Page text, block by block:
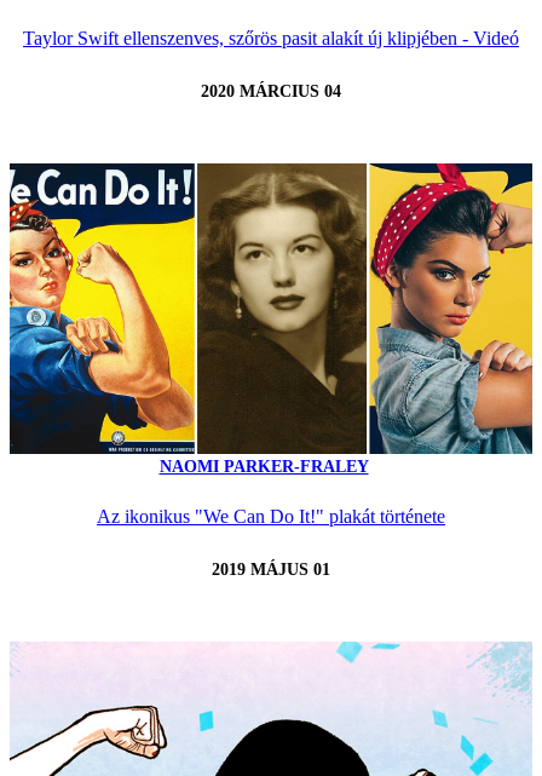
Taylor Swift ellenszenves, szőrös pasit alakít új klipjében - Videó
2020 MÁRCIUS 04
NAOMI PARKER-FRALEY
Az ikonikus "We Can Do It!" plakát története
2019 MÁJUS 01